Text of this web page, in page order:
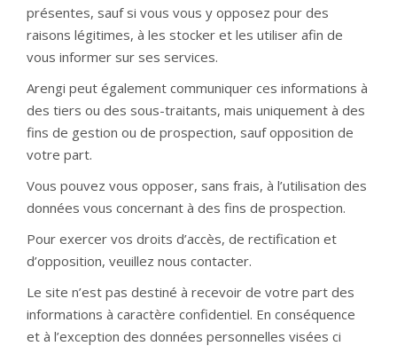
présentes, sauf si vous vous y opposez pour des
raisons légitimes, à les stocker et les utiliser afin de
vous informer sur ses services.
Arengi peut également communiquer ces informations à
des tiers ou des sous-traitants, mais uniquement à des
fins de gestion ou de prospection, sauf opposition de
votre part.
Vous pouvez vous opposer, sans frais, à l’utilisation des
données vous concernant à des fins de prospection.
Pour exercer vos droits d’accès, de rectification et
d’opposition, veuillez nous contacter.
Le site n’est pas destiné à recevoir de votre part des
informations à caractère confidentiel. En conséquence
et à l’exception des données personnelles visées ci